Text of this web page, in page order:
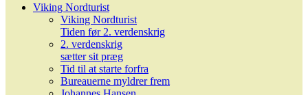
Viking Nordturist
Viking Nordturist
Tiden før 2. verdenskrig
2. verdenskrig
sætter sit præg
Tid til at starte forfra
Bureauerne myldrer frem